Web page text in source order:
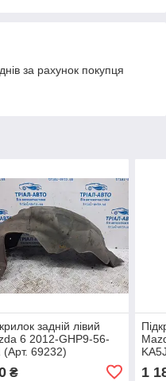
за рахунок покупця
задній лівий
6 2012-GHP9-56-
(Арт. 69232)
₴ 1